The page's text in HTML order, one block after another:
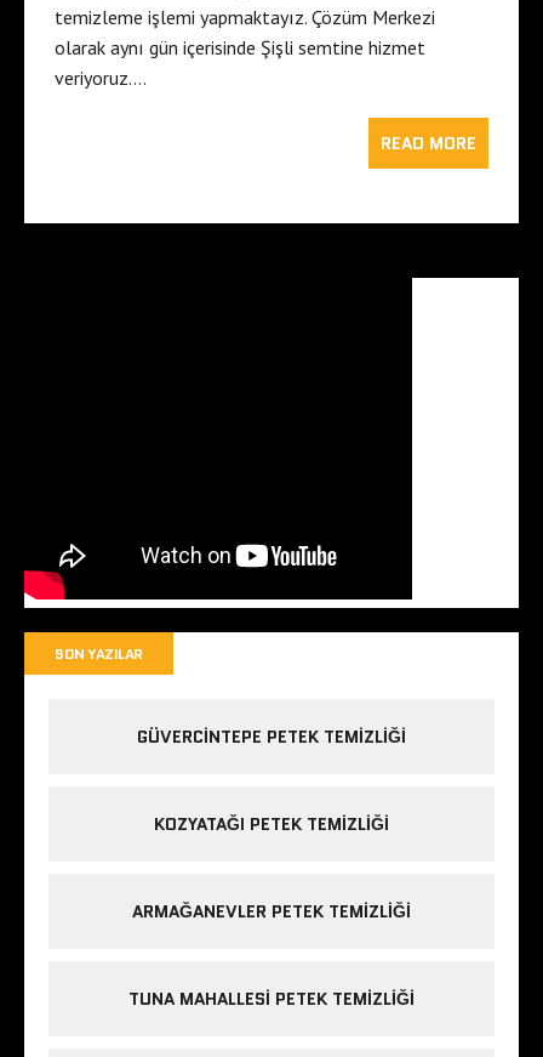
temizleme işlemi yapmaktayız. Çözüm Merkezi
olarak aynı gün içerisinde Şişli semtine hizmet
veriyoruz….
READ MORE
SON YAZILAR
GÜVERCINTEPE PETEK TEMIZLIĞI
KOZYATAĞI PETEK TEMIZLIĞI
ARMAĞANEVLER PETEK TEMIZLIĞI
TUNA MAHALLESI PETEK TEMIZLIĞI